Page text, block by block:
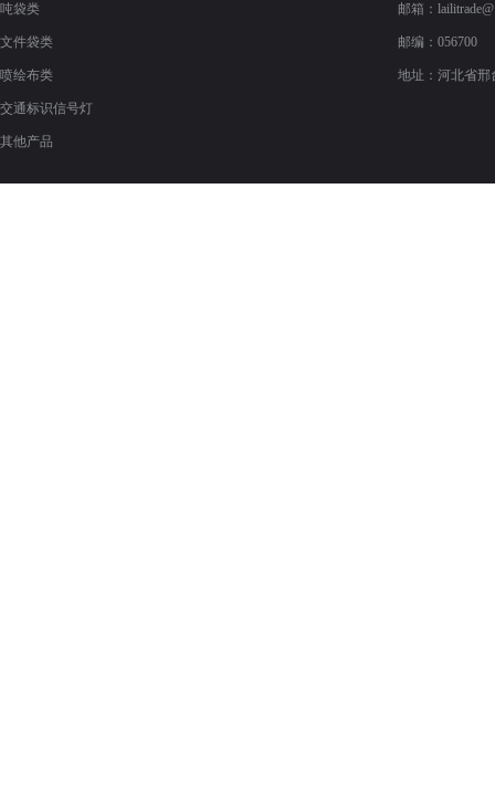
吨袋类
文件袋类
喷绘布类
交通标识信号灯
其他产品
邮箱：
邮编：056700
地址：河北省邢